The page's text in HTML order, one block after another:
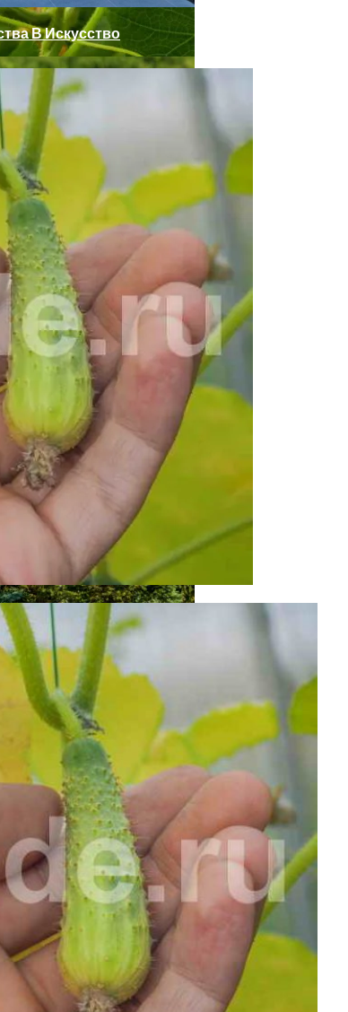
Болезней
Внесения
В Искусство
Удачных Сочетаний Растений